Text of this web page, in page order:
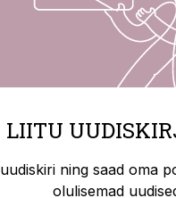
LIITU
ning saad oma
olulisemad